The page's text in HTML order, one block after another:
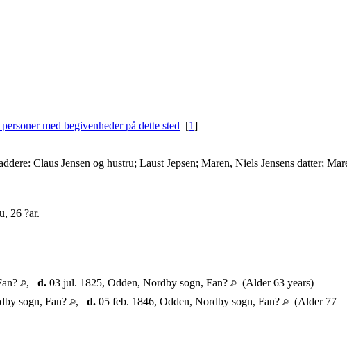
[1]
Claus Jensen og hustru; Laust Jepsen; Maren, Niels Jensens datter;
26 ?ar.
, d. 03 jul. 1825, Odden, Nordby sogn, Fan?
(Alder 63 years)
sogn, Fan? , d. 05 feb. 1846, Odden, Nordby sogn, Fan?
(Alder 77